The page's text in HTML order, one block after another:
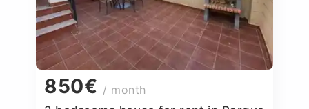
850€ / month